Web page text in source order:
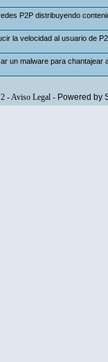
P2P distribuyendo
la velocidad al usuario de
un malware para chantajear
-Aviso Legal- Powered by